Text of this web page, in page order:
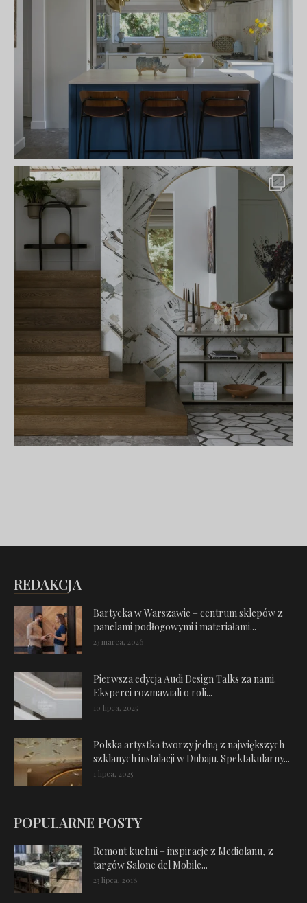
REDAKCJA
Bartycka w Warszawie – centrum sklepów z
panelami podłogowymi i materiałami...
23 marca, 2026
Pierwsza edycja Audi Design Talks za nami.
Eksperci rozmawiali o roli...
10 lipca, 2025
Polska artystka tworzy jedną z największych
szklanych instalacji w Dubaju. Spektakularny...
1 lipca, 2025
POPULARNE POSTY
Remont kuchni – inspiracje z Mediolanu, z
targów Salone del Mobile...
23 lipca, 2018